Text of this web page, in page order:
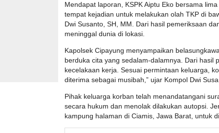
Mendapat laporan, KSPK Aiptu Eko bersama
tempat kejadian untuk melakukan olah TKP di
Dwi Susanto, SH, MM. Dari hasil pemeriksaan
meninggal dunia di lokasi.
Kapolsek Cipayung menyampaikan
berduka cita yang sedalam-dalamnya. Dari hasil
kecelakaan kerja. Sesuai permintaan keluarga,
diterima sebagai musibah,” ujar Kompol Dwi
Pihak keluarga korban telah menandatangani
secara hukum dan menolak dilakukan autopsi.
kampung halaman di Ciamis, Jawa Barat, untuk